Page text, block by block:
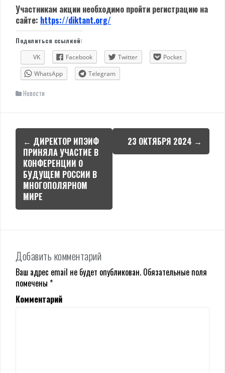
Участникам акции необходимо пройти регистрацию на
сайте: https://diktant.org/
Поделиться ссылкой:
VK
Facebook Twitter
Pocket
WhatsApp
Telegram
Новости
Навигация
по
записям
← ДИРЕКТОР ИПЭИФ
ПРИНЯЛА УЧАСТИЕ В
КОНФЕРЕНЦИИ О
БУДУЩЕМ РОССИИ В
МНОГОПОЛЯРНОМ
МИРЕ
23 ОКТЯБРЯ 2024 →
Добавить комментарий
Ваш адрес email не будет опубликован. Обязательные поля
помечены *
Комментарий